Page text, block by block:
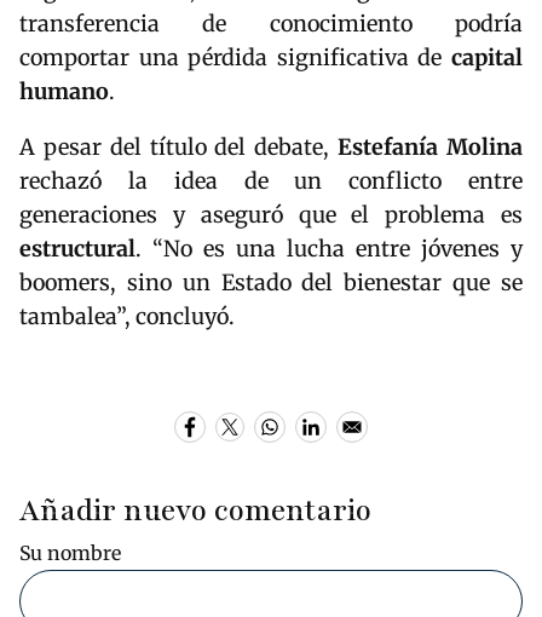
transferencia de conocimiento podría
comportar una pérdida significativa de capital
humano.
A pesar del título del debate,Estefanía Molina
rechazó la idea de un conflicto entre
generaciones y aseguró que el problema es
estructural. “No es una lucha entre jóvenes y
boomers, sino un Estado del bienestar que se
tambalea”, concluyó.
Añadir nuevo comentario
Su nombre